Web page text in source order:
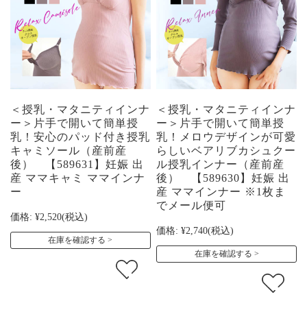
＜授乳・マタニティインナ
ー＞片手で開いて簡単授
乳！安心のパッド付き授乳
キャミソール（産前産
後） 【589631】妊娠 出
産 ママキャミ ママインナ
ー
価格: ¥2,520(税込)
在庫を確認する
＜授乳・マタニティインナ
ー＞片手で開いて簡単授
乳！メロウデザインが可愛
らしいベアリブカシュクー
ル授乳インナー（産前産
後） 【589630】妊娠 出
産 ママインナー ※1枚ま
でメール便可
価格: ¥2,740(税込)
在庫を確認する